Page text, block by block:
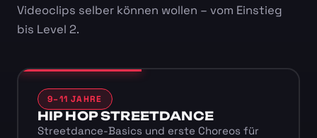
Videoclips selber können wollen – vom Einstieg
bis Level 2.
9–11 JAHRE
HIP HOP STREETDANCE
Streetdance-Basics und erste Choreos für